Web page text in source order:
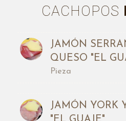
CACHOPOS
JAMÓN
QUESO "EL
Pieza
JAMÓN YORK